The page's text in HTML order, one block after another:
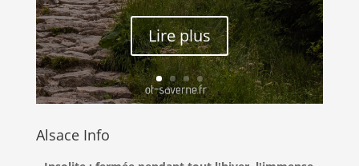
Lire plus
Alsace Info